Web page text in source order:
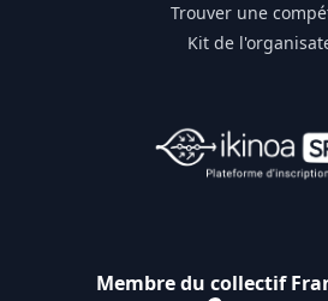
Trouver une
Kit de
Membre du collectif